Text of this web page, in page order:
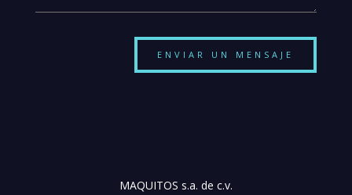
ENVIAR UN MENSAJE
MAQUITOS s.a. de c.v.